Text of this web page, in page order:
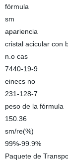
fórmula
sm
apariencia
cristal acicular con
n.o cas
7440-19-9
einecs no
231-128-7
peso de la fórmula
150.36
sm/re(%)
99%-99.9%
Paquete de